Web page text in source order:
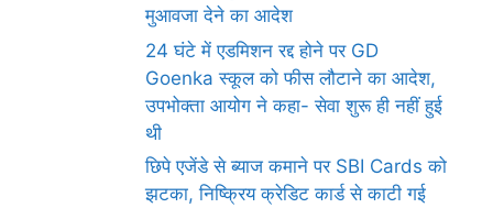
मुआवजा देने का आदेश
24 घंटे में एडमिशन रद्द होने पर GD
Goenka स्कूल को फीस लौटाने का आदेश,
उपभोक्ता आयोग ने कहा- सेवा शुरू ही नहीं हुई
थी
छिपे एजेंडे से ब्याज कमाने पर SBI Cards को
झटका, निष्क्रिय क्रेडिट कार्ड से काटी गई